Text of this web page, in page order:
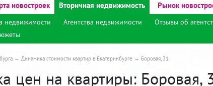
новостроек Вторичная недвижимость Рынок
недвижимости Агентства недвижимости Отзывы об
Динамика стоимости квартир в Екатеринбурге Боровая, 31
цен на квартиры: Боровая,